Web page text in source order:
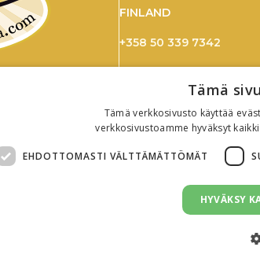
FINLAND
+358 50 339 7342
Tämä
Tämä verkkosivusto käyttää
verkkosivustoamme hyväksyt
EHDOTTOMASTI VÄLTTÄMÄTTÖMÄT
HYVÄKSY